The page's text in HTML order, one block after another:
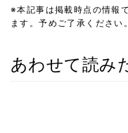
※本記事は掲載時点の情報
ます。予めご了承ください。
あわせて読み